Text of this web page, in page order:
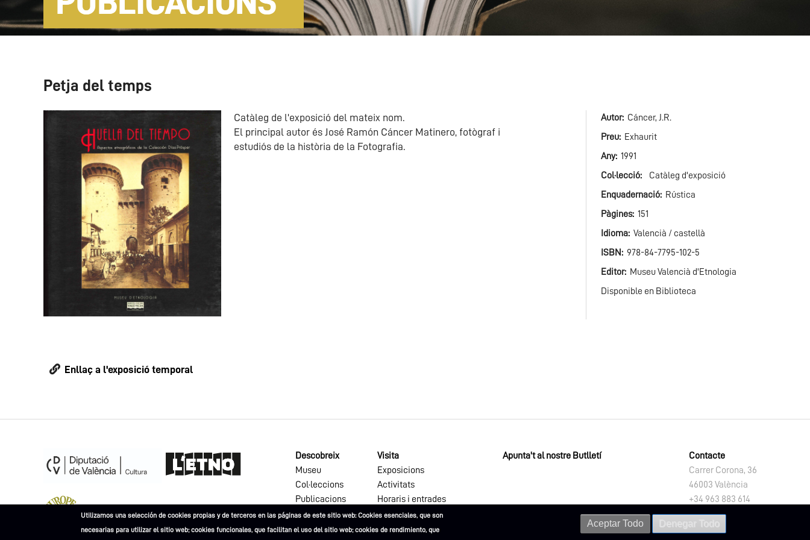
Petja del temps
Catàleg de l'exposició del mateix nom.
El principal autor és José Ramón Cáncer Matinero, fotògraf i
estudiós de la història de la Fotografia.
Autor
Cáncer, J.R.
Preu
Exhaurit
Any 1991
Col·lecció
Catàleg d'exposició
Enquadernació
Rústica
Pàgines 151
Idioma Valencià / castellà
ISBN
978-84-7795-102-5
Editor
Museu Valencià d'Etnologia
Disponible en Biblioteca
Enllaç a l'exposició temporal
Museu Europeu de l'Any 2023
Descobreix
Museu
Col·leccions
Publicacions
Visita
Exposicions
Activitats
Horaris i entrades
Apunta't al nostre Butlletí
Contacte
Carrer Corona, 36
46003 València
+34 963 883 614
letno@dival.es
Utilizamos una selección de cookies propias y de terceros en las páginas de este sitio web: Cookies esenciales, que son
necesarias para utilizar el sitio web; cookies funcionales, que facilitan el uso del sitio web; cookies de rendimiento, que
Aceptar Todo Denegar Todo